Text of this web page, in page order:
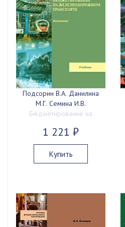
Подсорин В.А. Данилина
М.Г. Семина И.В.
Бюджетирование на
транспорте, 2023 г., 216 с.
1 221 ₽
Купить